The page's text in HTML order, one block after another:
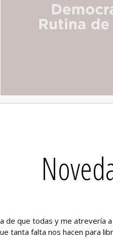
de que todas y me atrevería
tanta falta nos hacen para